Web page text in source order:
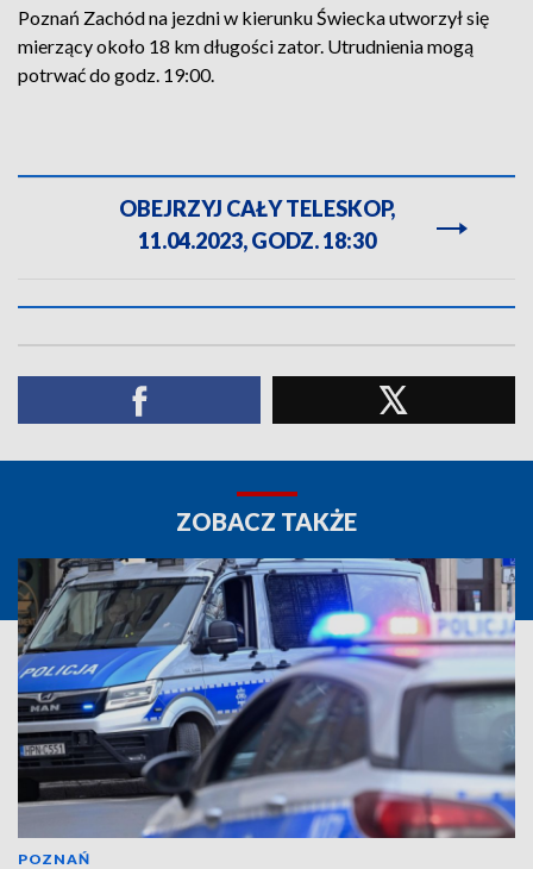
Poznań Zachód na jezdni w kierunku Świecka utworzył się
mierzący około 18 km długości zator. Utrudnienia mogą
potrwać do godz. 19:00.
OBEJRZYJ CAŁY TELESKOP,
11.04.2023, GODZ. 18:30
ZOBACZ TAKŻE
POZNAŃ